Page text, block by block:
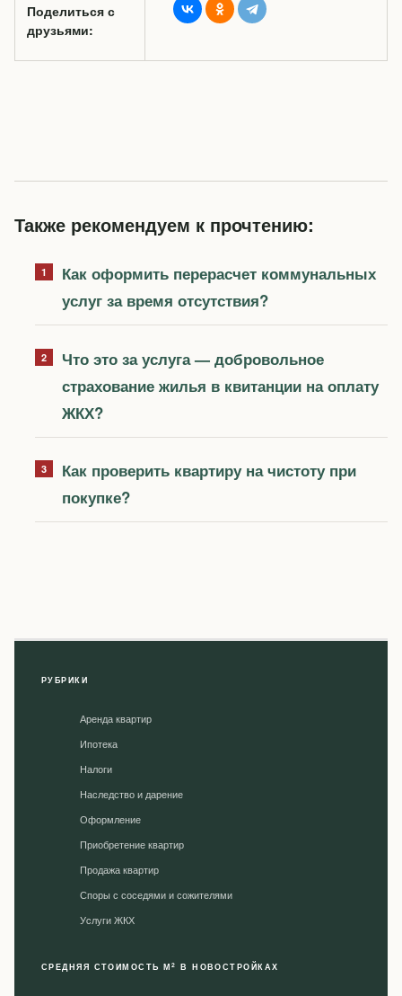
Поделиться с
друзьями:
Также рекомендуем к прочтению:
Как оформить перерасчет коммунальных
услуг за время отсутствия?
Что это за услуга — добровольное
страхование жилья в квитанции на оплату
ЖКХ?
Как проверить квартиру на чистоту при
покупке?
РУБРИКИ
Аренда квартир
Ипотека
Налоги
Наследство и дарение
Оформление
Приобретение квартир
Продажа квартир
Споры с соседями и сожителями
Уcлуги ЖКХ
СРЕДНЯЯ СТОИМОСТЬ М2 В НОВОСТРОЙКАХ